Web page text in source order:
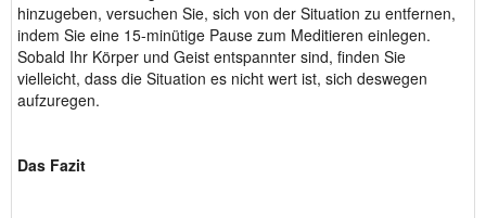
hinzugeben, versuchen Sie, sich von der Situation zu entfernen,
indem Sie eine 15-minütige Pause zum Meditieren einlegen.
Sobald Ihr Körper und Geist entspannter sind, finden Sie
vielleicht, dass die Situation es nicht wert ist, sich deswegen
aufzuregen.
Das Fazit